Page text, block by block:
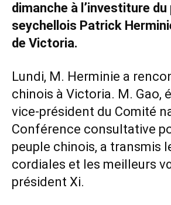
dimanche à l’investiture
seychellois Patrick
de Victoria.
Lundi, M. Herminie a
chinois à Victoria. M. Gao,
vice-président du Comité
Conférence consultative
peuple chinois, a transmis
cordiales et les meilleurs
président Xi.